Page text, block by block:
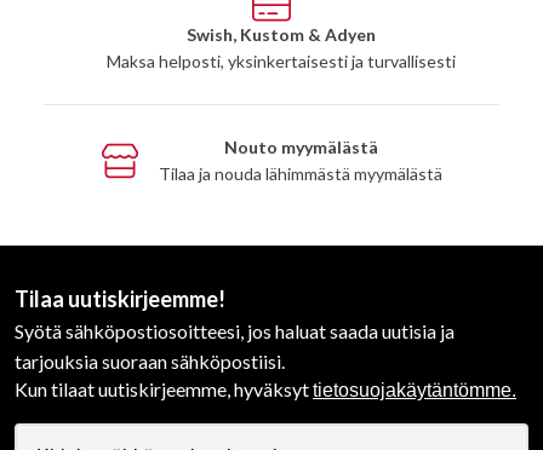
Swish, Kustom & Adyen
Maksa helposti, yksinkertaisesti ja turvallisesti
Nouto myymälästä
Tilaa ja nouda lähimmästä myymälästä
Tilaa uutiskirjeemme!
Syötä sähköpostiosoitteesi, jos haluat saada uutisia ja
tarjouksia suoraan sähköpostiisi.
Kun tilaat uutiskirjeemme, hyväksyttietosuojakäytäntömme.